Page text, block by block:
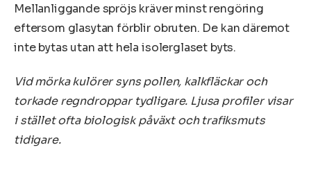
Mellanliggande spröjs kräver minst rengöring
eftersom glasytan förblir obruten. De kan däremot
inte bytas utan att hela isolerglaset byts.
Vid mörka kulörer syns pollen, kalkfläckar och
torkade regndroppar tydligare. Ljusa profiler visar
i stället ofta biologisk påväxt och trafiksmuts
tidigare.